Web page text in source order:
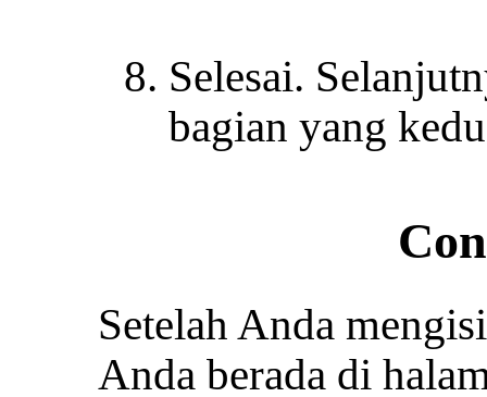
Selesai.
bagian yang
Setelah Anda
Anda berada di